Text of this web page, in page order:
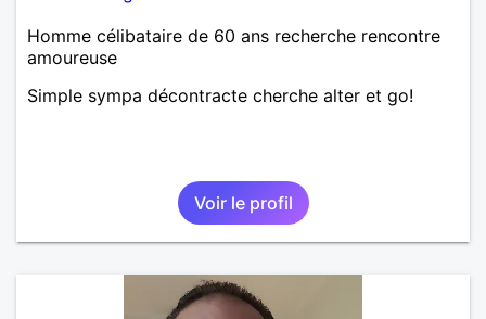
Homme célibataire de 60 ans recherche rencontre
amoureuse
Simple sympa décontracte cherche alter et go!
Voir le profil